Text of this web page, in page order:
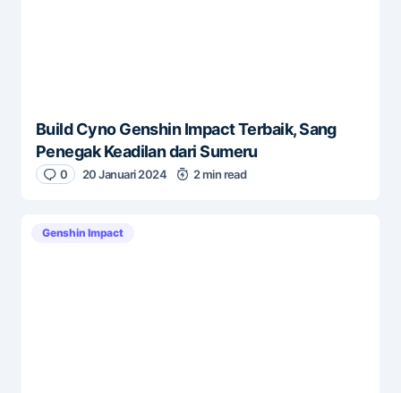
Build Cyno Genshin Impact Terbaik, Sang
Penegak Keadilan dari Sumeru
0 20 Januari 2024 2 min read
Genshin Impact